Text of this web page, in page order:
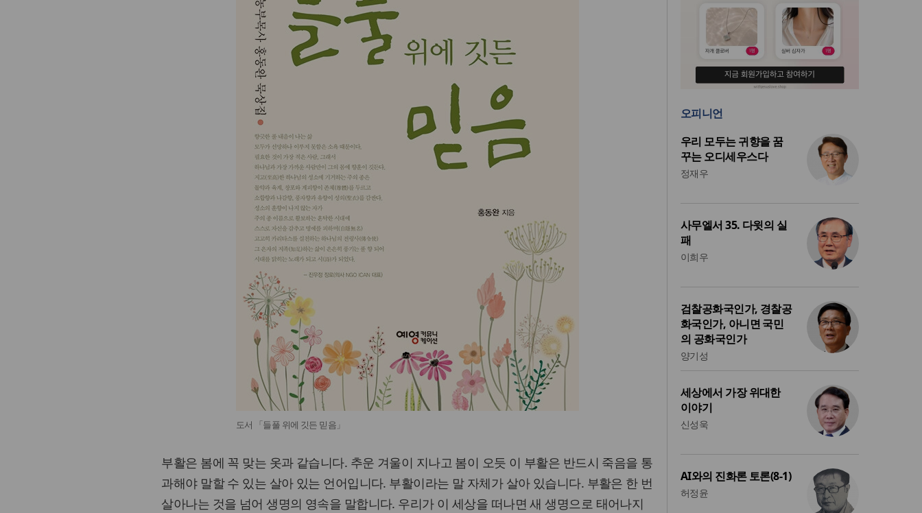
도서 「들풀 위에 깃든 믿음」
부활은 봄에 꼭 맞는 옷과 같습니다. 추운 겨울이 지나고 봄이 오듯 이 부활은 반드시 죽음을 통
과해야 말할 수 있는 살아 있는 언어입니다. 부활이라는 말 자체가 살아 있습니다. 부활은 한 번
살아나는 것을 넘어 생명의 영속을 말합니다. 우리가 이 세상을 떠나면 새 생명으로 태어나지
오피니언
우리 모두는 귀향을 꿈
꾸는 오디세우스다
정재우
사무엘서 35. 다윗의 실
패
이희우
검찰공화국인가, 경찰공
화국인가, 아니면 국민
의 공화국인가
양기성
세상에서 가장 위대한
이야기
신성욱
AI와의 진화론 토론(8-1)
허정윤